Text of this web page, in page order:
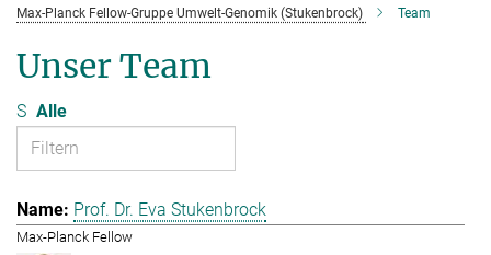
Max-Planck Fellow-Gruppe Umwelt-Genomik (Stukenbrock) Team
Unser Team
S Alle
Prof. Dr. Eva Stukenbrock
Max-Planck Fellow